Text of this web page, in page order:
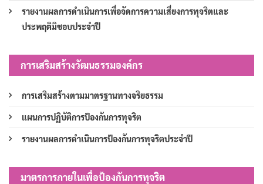
รายงานผลการดำเนินการเพื่อจัดการความเสี่ยงการทุจริตและ
ประพฤติมิชอบประจำปี
การเสริมสร้างวัฒนธรรมองค์กร
การเสริมสร้างตามมาตรฐานทางจริยธรรม
แผนการปฏิบัติการป้องกันการทุจริต
รายงานผลการดำเนินการป้องกันการทุจริตประจำปี
มาตรการภายในเพื่อป้องกันการทุจริต